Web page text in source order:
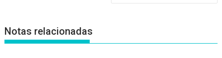
Notas relacionadas